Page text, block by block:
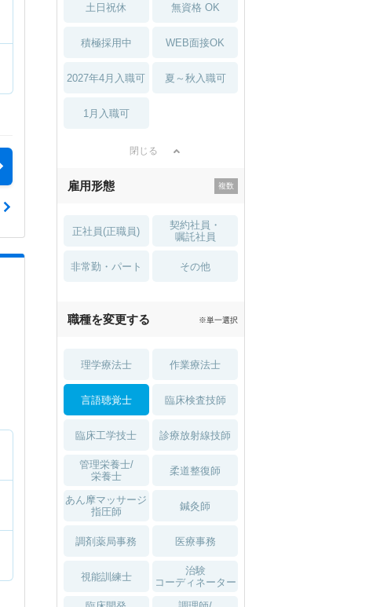
土日祝休 無資格 OK
積極採用中 WEB面接OK
2027年4月入職可 夏～秋入職可
1月入職可
閉じる
雇用形態
正社員(正職員)
契約社員・
嘱託社員
非常勤・パート その他
職種を変更する ※単一選択
理学療法士 作業療法士
言語聴覚士 臨床検査技師
臨床工学技士 診療放射線技師
管理栄養士/
栄養士
柔道整復師
あん摩マッサージ
指圧師
鍼灸師
調剤薬局事務 医療事務
視能訓練士
治験
コーディネーター